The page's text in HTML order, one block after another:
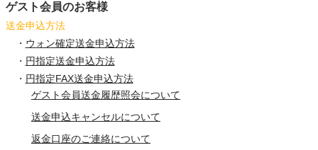
ゲスト会員のお客様
送金申込方法
・ ウォン確定送金申込方法
・ 円指定送金申込方法
・ 円指定FAX送金申込方法
ゲスト会員送金履歴照会について
送金申込キャンセルについて
返金口座のご連絡について